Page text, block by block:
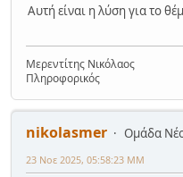
qualified =
# Διαβάζουμε
for
distance
{i} σε μέτρα: "))
tries_used
best_throw
Αυτή είναι η λύση για το
Μερεντίτης Νικόλαος
Πληροφορικός
nikolasmer
Ομάδα
23 Νοε 2025, 05:58:23 ΜΜ